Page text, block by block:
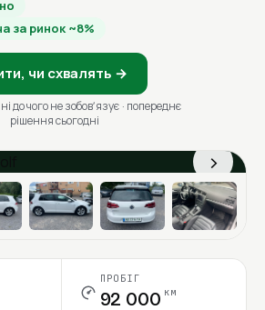
за ринок ~8%
чи схвалять →
до чого не зобовʼязує · попереднє
рішення сьогодні
›
ПРОБІГ
92 000 км